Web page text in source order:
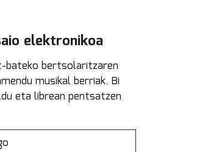
elektronikoa
bateko bertsolaritzaren
musikal berriak. Bi
eta librean pentsatzen